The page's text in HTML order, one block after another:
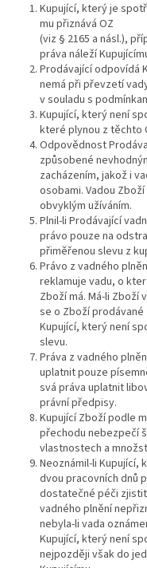
Kupující, který je
mu přiznává OZ
(viz § 2165 a násl.),
práva náleží
Prodávající odpovídá
nemá při převzetí
v souladu s
Kupující, který není
které plynou z těchto
Odpovědnost
způsobené
zacházením, jakož i
osobami. Vadou
obvyklým užíváním.
Plnil-li Prodávající
právo pouze na
přiměřenou slevu z
Právo z vadného
reklamuje vadu, o
Zboží má. Má-li Zboží
se o Zboží
Kupující, který není
slevu.
Práva z vadného
uplatnit pouze
svá práva uplatnit
právní předpisy.
Kupující Zboží podle
přechodu nebezpečí
vlastnostech a
Neoznámil-li
dvou pracovních dnů
dostatečné péči
vadného plnění
nebyla-li vada
Kupující, který není
nejpozději však do